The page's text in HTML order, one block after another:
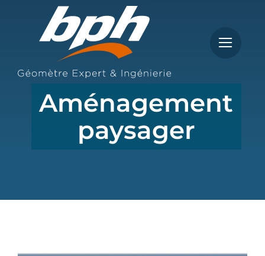
contenu
Aménagement
paysager